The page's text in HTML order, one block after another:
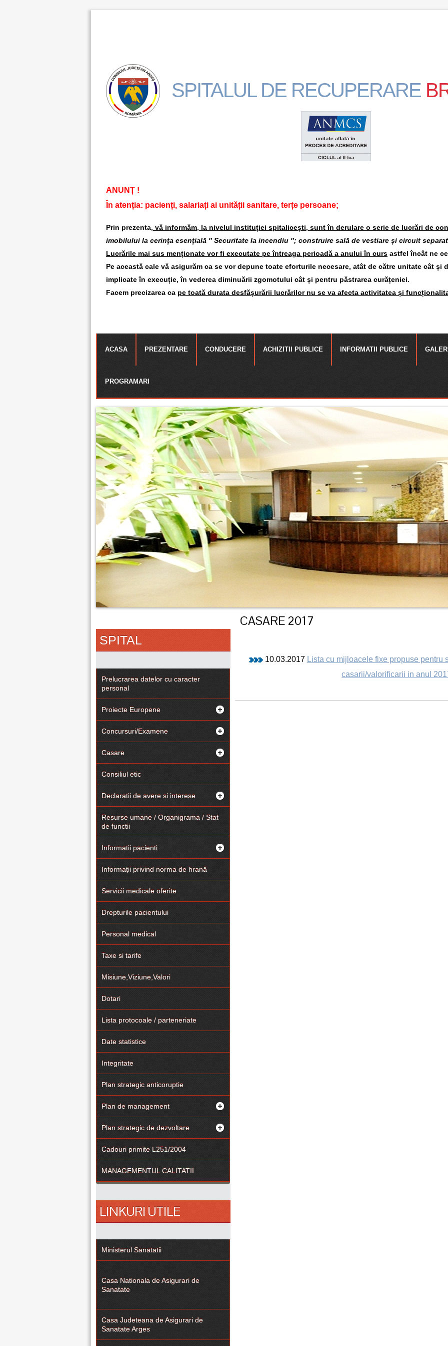
SPITALUL DE RECUPERARE
ANUNȚ !
În atenția: pacienți, salariați ai unității sanitare, terțe persoane;
Prin prezenta, vă informăm, la nivelul instituției spitalicești, sunt în derulare o serie de lucrări de
imobilului la cerința esențială ″ Securitate la incendiu ″; construire sală de vestiare și circuit
Lucrările mai sus menționate vor fi executate pe întreaga perioadă a anului în curs astfel încât ne
Pe această cale vă asigurăm ca se vor depune toate eforturile necesare, atât de către unitate cât și
implicate în execuție, în vederea diminuării zgomotului cât și pentru păstrarea curățeniei.
Facem precizarea ca pe toată durata desfășurării lucrărilor nu se va afecta activitatea și
ACASA PREZENTARE CONDUCERE ACHIZITII PUBLICE INFORMATII PUBLICE
PROGRAMARI
CASARE 2017
10.03.2017 Lista cu mijloacele fixe propuse pentru
casarii/valorificarii in anul
SPITAL
Prelucrarea datelor cu caracter
personal
Proiecte Europene
Concursuri/Examene
Casare
Consiliul etic
Declaratii de avere si interese
Resurse umane / Organigrama / Stat
de functii
Informatii pacienti
Informații privind norma de hrană
Servicii medicale oferite
Drepturile pacientului
Personal medical
Taxe si tarife
Misiune,Viziune,Valori
Dotari
Lista protocoale / parteneriate
Date statistice
Integritate
Plan strategic anticoruptie
Plan de management
Plan strategic de dezvoltare
Cadouri primite L251/2004
MANAGEMENTUL CALITATII
LINKURI UTILE
Ministerul Sanatatii
Casa Nationala de Asigurari de
Sanatate
Casa Judeteana de Asigurari de
Sanatate Arges